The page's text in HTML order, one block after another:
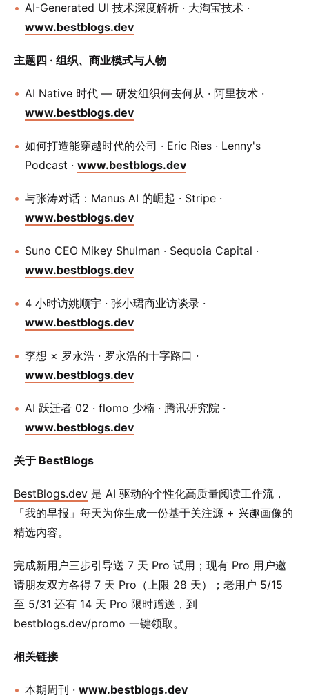
AI-Generated UI 技术深度解析 · 大淘宝技术 ·
www.bestblogs.dev
主题四 · 组织、商业模式与人物
AI Native 时代 — 研发组织何去何从 · 阿里技术 ·
www.bestblogs.dev
如何打造能穿越时代的公司 · Eric Ries · Lenny's
Podcast · www.bestblogs.dev
与张涛对话：Manus AI 的崛起 · Stripe ·
www.bestblogs.dev
Suno CEO Mikey Shulman · Sequoia Capital ·
www.bestblogs.dev
4 小时访姚顺宇 · 张小珺商业访谈录 ·
www.bestblogs.dev
李想 × 罗永浩 · 罗永浩的十字路口 ·
www.bestblogs.dev
AI 跃迁者 02 · flomo 少楠 · 腾讯研究院 ·
www.bestblogs.dev
关于 BestBlogs
BestBlogs.dev 是 AI 驱动的个性化高质量阅读工作流，
「我的早报」每天为你生成一份基于关注源 + 兴趣画像的
精选内容。
完成新用户三步引导送 7 天 Pro 试用；现有 Pro 用户邀
请朋友双方各得 7 天 Pro（上限 28 天）；老用户 5/15
至 5/31 还有 14 天 Pro 限时赠送，到
bestblogs.dev/promo 一键领取。
相关链接
本期周刊 · www.bestblogs.dev